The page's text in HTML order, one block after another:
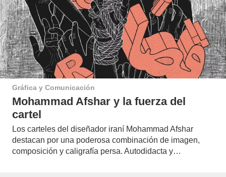
Gráfica y Comunicación
Mohammad Afshar y la fuerza del
cartel
Los carteles del diseñador iraní Mohammad Afshar
destacan por una poderosa combinación de imagen,
composición y caligrafía persa. Autodidacta y…